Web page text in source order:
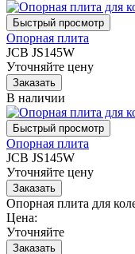
Опорная плита
JCB JS145W
Уточняйте цену
В наличии
Опорная плита
JCB JS145W
Уточняйте цену
Опорная плита для
Цена:
Уточняйте